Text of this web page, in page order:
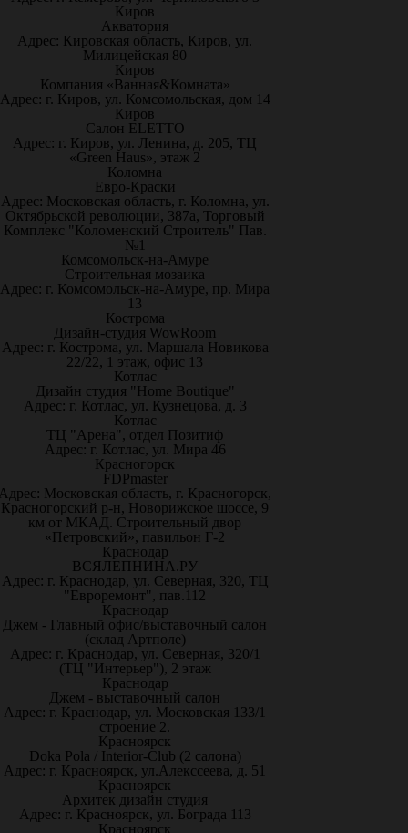
Киров
Акватория
Адрес: Кировская область, Киров, ул.
Милицейская 80
Киров
Компания «Ванная&Комната»
Адрес: г. Киров, ул. Комсомольская, дом 14
Киров
Салон ELETTO
Адрес: г. Киров, ул. Ленина, д. 205, ТЦ
«Green Haus», этаж 2
Коломна
Евро-Краски
Адрес: Московская область, г. Коломна, ул.
Октябрьской революции, 387а, Торговый
Комплекс "Коломенский Строитель" Пав.
№1
Комсомольск-на-Амуре
Строительная мозаика
Адрес: г. Комсомольск-на-Амуре, пр. Мира
13
Кострома
Дизайн-студия WowRoom
Адрес: г. Кострома, ул. Маршала Новикова
22/22, 1 этаж, офис 13
Котлас
Дизайн студия "Home Boutique"
Адрес: г. Котлас, ул. Кузнецова, д. 3
Котлас
ТЦ "Арена", отдел Позитиф
Адрес: г. Котлас, ул. Мира 46
Красногорск
FDPmaster
Московская область, г. Красногорск,
Красногорский р-н, Новорижское шоссе, 9
км от МКАД. Строительный двор
«Петровский», павильон Г-2
Краснодар
ВСЯЛЕПНИНА.РУ
Адрес: г. Краснодар, ул. Северная, 320, ТЦ
"Евроремонт", пав.112
Краснодар
Джем - Главный офис/выставочный салон
(склад Артполе)
Адрес: г. Краснодар, ул. Северная, 320/1
(ТЦ "Интерьер"), 2 этаж
Краснодар
Джем - выставочный салон
Адрес: г. Краснодар, ул. Московская 133/1
строение 2.
Красноярск
Doka Pola / Interior-Club (2 салона)
Адрес: г. Красноярск, ул.Алекссеева, д. 51
Красноярск
Архитек дизайн студия
Адрес: г. Красноярск, ул. Бограда 113
Красноярск